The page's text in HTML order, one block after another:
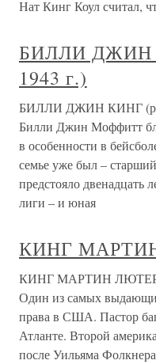
Нат Кинг Коул считал,
БИЛЛИ ДЖИН
1943 г.)
БИЛЛИ ДЖИН КИНГ
Билли Джин Моффитт
в особенности в
семье уже был –
предстояло двенадцать
лиги – и юная
КИНГ
КИНГ МАРТИН ЛЮТЕР
Один из самых
права в США. Пастор
Атланте. Второй
после Уильяма